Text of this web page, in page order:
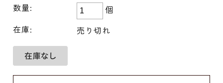
数量:
個
在庫:
売り切れ